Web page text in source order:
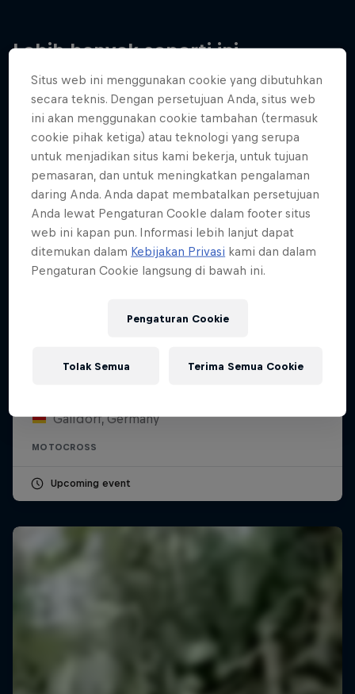
Lebih banyak seperti ini
ADAC MX Masters – Gaildorf
Gaildorf, Germany
MOTOCROSS
Upcoming event
Situs web ini menggunakan cookie yang dibutuhkan
secara teknis. Dengan persetujuan Anda, situs web
ini akan menggunakan cookie tambahan (termasuk
cookie pihak ketiga) atau teknologi yang serupa
untuk menjadikan situs kami bekerja, untuk tujuan
pemasaran, dan untuk meningkatkan pengalaman
daring Anda. Anda dapat membatalkan persetujuan
Anda lewat Pengaturan CookIe dalam footer situs
web ini kapan pun. Informasi lebih lanjut dapat
ditemukan dalam Kebijakan Privasi kami dan dalam
Pengaturan Cookie langsung di bawah ini.
Pengaturan Cookie
Tolak Semua Terima Semua Cookie